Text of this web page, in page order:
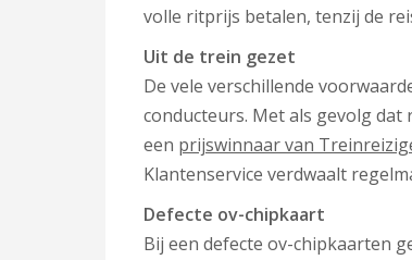
volle ritprijs betalen, tenzij de
Uit de trein gezet
De vele verschillende
conducteurs. Met als gevolg
een prijswinnaar van
Klantenservice verdwaalt
Defecte ov-chipkaart
Bij een defecte ov-chipkaarten